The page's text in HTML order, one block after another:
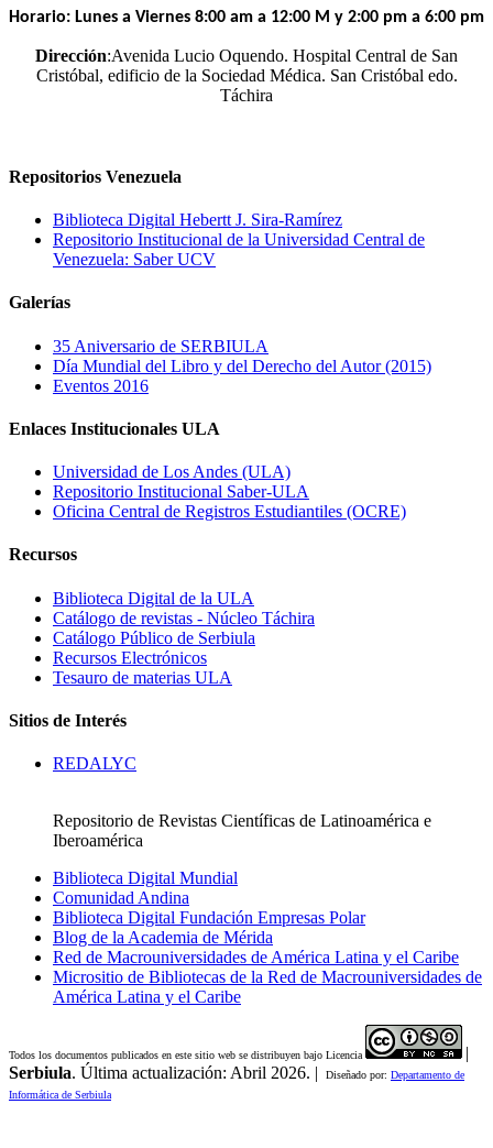
Horario: Lunes a Viernes 8:00 am a 12:00 M y 2:00 pm a 6:00 pm
Dirección:Avenida Lucio Oquendo. Hospital Central de San
Cristóbal, edificio de la Sociedad Médica. San Cristóbal edo.
Táchira
Repositorios Venezuela
Biblioteca Digital Hebertt J. Sira-Ramírez
Repositorio Institucional de la Universidad Central de
Venezuela: Saber UCV
Galerías
35 Aniversario de SERBIULA
Día Mundial del Libro y del Derecho del Autor (2015)
Eventos 2016
Enlaces Institucionales ULA
Universidad de Los Andes (ULA)
Repositorio Institucional Saber-ULA
Oficina Central de Registros Estudiantiles (OCRE)
Recursos
Biblioteca Digital de la ULA
Catálogo de revistas - Núcleo Táchira
Catálogo Público de Serbiula
Recursos Electrónicos
Tesauro de materias ULA
Sitios de Interés
REDALYC
Repositorio de Revistas Científicas de Latinoamérica e
Iberoamérica
Biblioteca Digital Mundial
Comunidad Andina
Biblioteca Digital Fundación Empresas Polar
Blog de la Academia de Mérida
Red de Macrouniversidades de América Latina y el Caribe
Micrositio de Bibliotecas de la Red de Macrouniversidades de
América Latina y el Caribe
Todos los documentos publicados en este sitio web se distribuyen bajo Licencia
|
Serbiula. Última actualización: Abril 2026. | Diseñado por: Departamento de
Informática de Serbiula